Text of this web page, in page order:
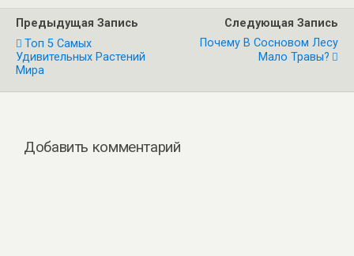
Предыдущая Запись
Топ 5 Самых
Удивительных Растений
Мира
Следующая Запись
Почему В Сосновом Лесу
Мало Травы?
Добавить комментарий